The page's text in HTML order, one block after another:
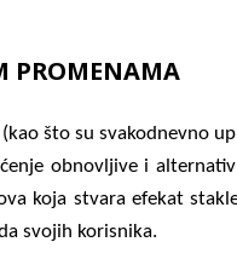
PROMENAMA
što su svakodnevno
obnovljive i
koja stvara efekat
svojih korisnika.